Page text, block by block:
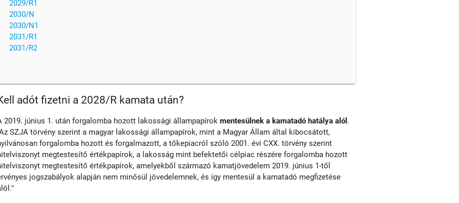
2029/R1
2030/N
2030/N1
2031/R1
2031/R2
adót fizetni a 2028/R kamata után?
2019. június 1. után forgalomba hozott lakossági állampapírokmentesülnek a kamatadó hatálya alól .
SZJA törvény szerint a magyar lakossági állampapírok, mint a Magyar Állam által kibocsátott,
forgalomba hozott és forgalmazott, a tőkepiacról szóló 2001. évi CXX. törvény szerint
megtestesítő értékpapírok, a lakosság mint befektetői célpiac részére forgalomba hozott
megtestesítő értékpapírok, amelyekből származó kamatjövedelem 2019. június 1-től
jogszabályok alapján nem minősül jövedelemnek, és így mentesül a kamatadó megfizetése